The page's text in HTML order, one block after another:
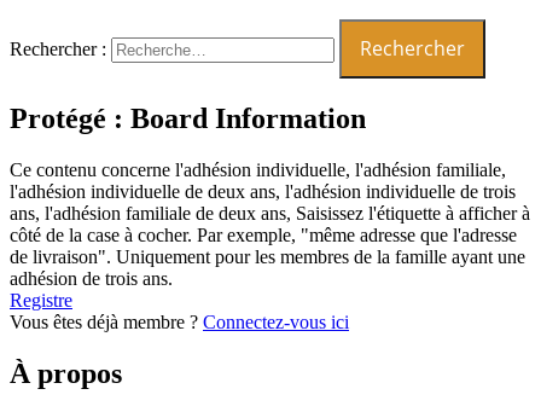
Rechercher :
Protégé : Board Information
Ce contenu concerne l'adhésion individuelle, l'adhésion familiale,
l'adhésion individuelle de deux ans, l'adhésion individuelle de trois
ans, l'adhésion familiale de deux ans, Saisissez l'étiquette à afficher à
côté de la case à cocher. Par exemple, "même adresse que l'adresse
de livraison". Uniquement pour les membres de la famille ayant une
adhésion de trois ans.
Registre
Vous êtes déjà membre ? Connectez-vous ici
À propos